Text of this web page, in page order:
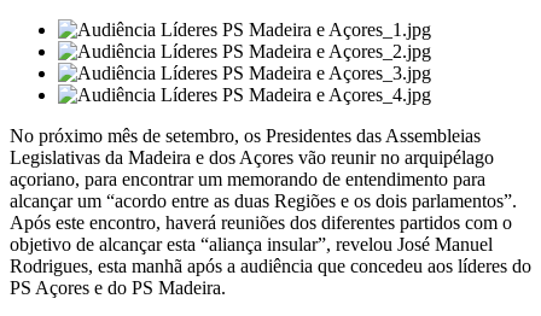
No próximo mês de setembro, os Presidentes das Assembleias
Legislativas da Madeira e dos Açores vão reunir no arquipélago
açoriano, para encontrar um memorando de entendimento para
alcançar um “acordo entre as duas Regiões e os dois parlamentos”.
Após este encontro, haverá reuniões dos diferentes partidos com o
objetivo de alcançar esta “aliança insular”, revelou José Manuel
Rodrigues, esta manhã após a audiência que concedeu aos líderes do
PS Açores e do PS Madeira.